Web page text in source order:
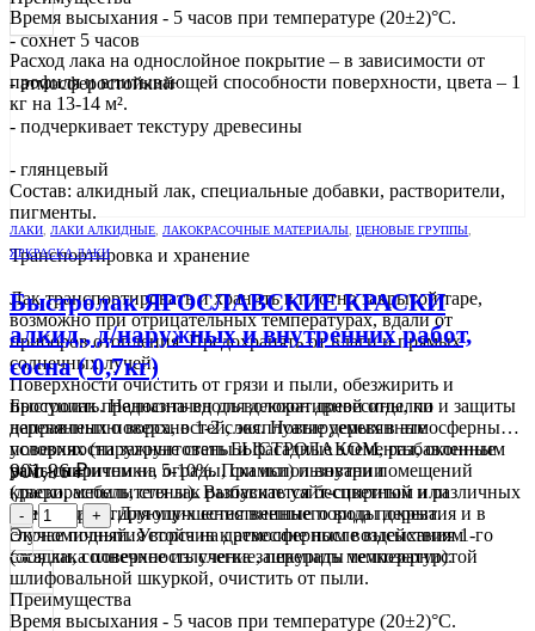
Время высыхания - 5 часов при температуре (20±2)°С.
Расход лака на однослойное покрытие – в зависимости от
профиля и впитывающей способности поверхности, цвета – 1
кг на 13-14 м².
- сохнет 5 часов
- атмосферостойкий
- подчеркивает текстуру древесины
- глянцевый
Состав: алкидный лак, специальные добавки, растворители,
пигменты.
Транспортировка и хранение
Лак транспортировать и хранить в плотно закрытой таре,
возможно при отрицательных температурах, вдали от
приборов отопления. Предохранять от влаги и прямых
солнечных лучей.
Поверхности очистить от грязи и пыли, обезжирить и
просушить. Наносить вдоль волокон древесины, по
направлению ворса, в 1-2 слоя. Новые деревянные
поверхности загрунтовать БЫСТРОЛАКОМ, разбавленным
уайт-спиритом на 5-10%. При использовании
краскораспылителя лак разбавить уайт-спиритом или
скипидаром. Для улучшения внешнего вида покрытия и в
случае поднятия ворса на древесине после высыхания 1-го
слоя лака поверхность слегка зашкурить мелкозернистой
шлифовальной шкуркой, очистить от пыли.
Время высыхания - 5 часов при температуре (20±2)°С.
ЛАКИ ЛАКИ АЛКИДНЫЕ ЛАКОКРАСОЧНЫЕ МАТЕРИАЛЫ ЦЕНОВЫЕ ГРУППЫ
ЯРКРАСКА ЛАКИ
Быстролак ЯРОСЛАВСКИЕ КРАСКИ
алкид., д/наружных и внутренних работ,
сосна ( 0,7кг)
Быстролак предназначен для декоративной отделки и защиты
деревянных поверхностей, эксплуатируемых в атмосферных
условиях (наружные стены и фасадные элементы, оконные
рамы, наличники, ограды, скамьи) и внутри помещений
(двери, мебель, стены). Выпускается бесцветный и различных
цветов, имитирующих естественные породы дерева.
Экономичный. Устойчив к атмосферным воздействиям
(осадки, солнечное излучение, перепады температур).
Преимущества
901,96₽
- +